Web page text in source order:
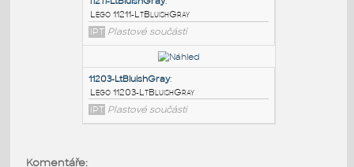
IPT Plastové součásti
11212-LtBluishGray:
Lego 11212-LtBluishGray
IPT
Plastové součásti
Komentáře: